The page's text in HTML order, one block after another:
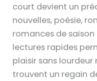
court devient un
nouvelles, poésie,
romances de
lectures rapides
plaisir sans
trouvent un regain